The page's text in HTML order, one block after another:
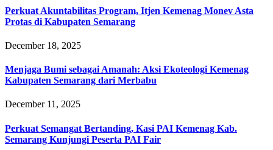
Perkuat Akuntabilitas Program, Itjen Kemenag Monev Asta
Protas di Kabupaten Semarang
December 18, 2025
Menjaga Bumi sebagai Amanah: Aksi Ekoteologi Kemenag
Kabupaten Semarang dari Merbabu
December 11, 2025
Perkuat Semangat Bertanding, Kasi PAI Kemenag Kab.
Semarang Kunjungi Peserta PAI Fair